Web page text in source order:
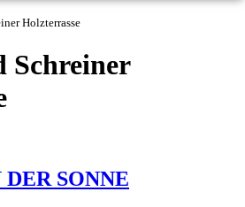
Holzterrasse
Schreiner
SONNE